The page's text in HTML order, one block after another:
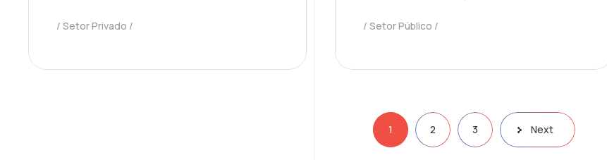
Setor Privado Setor Público
1 2 3 Next